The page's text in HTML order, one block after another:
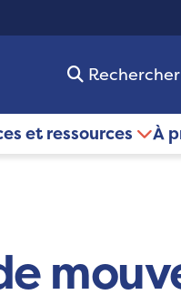
Rechercher
et ressources À